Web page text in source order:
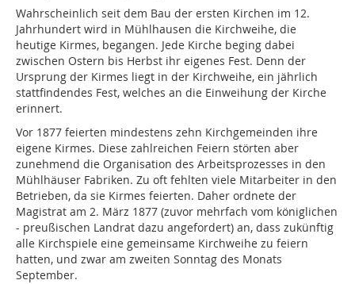
Wahrscheinlich seit dem Bau der ersten Kirchen im 12.
Jahrhundert wird in Mühlhausen die Kirchweihe, die
heutige Kirmes, begangen. Jede Kirche beging dabei
zwischen Ostern bis Herbst ihr eigenes Fest. Denn der
Ursprung der Kirmes liegt in der Kirchweihe, ein jährlich
stattfindendes Fest, welches an die Einweihung der Kirche
erinnert.
Vor 1877 feierten mindestens zehn Kirchgemeinden ihre
eigene Kirmes. Diese zahlreichen Feiern störten aber
zunehmend die Organisation des Arbeitsprozesses in den
Mühlhäuser Fabriken. Zu oft fehlten viele Mitarbeiter in den
Betrieben, da sie Kirmes feierten. Daher ordnete der
Magistrat am 2. März 1877 (zuvor mehrfach vom königlichen
- preußischen Landrat dazu angefordert) an, dass zukünftig
alle Kirchspiele eine gemeinsame Kirchweihe zu feiern
hatten, und zwar am zweiten Sonntag des Monats
September.